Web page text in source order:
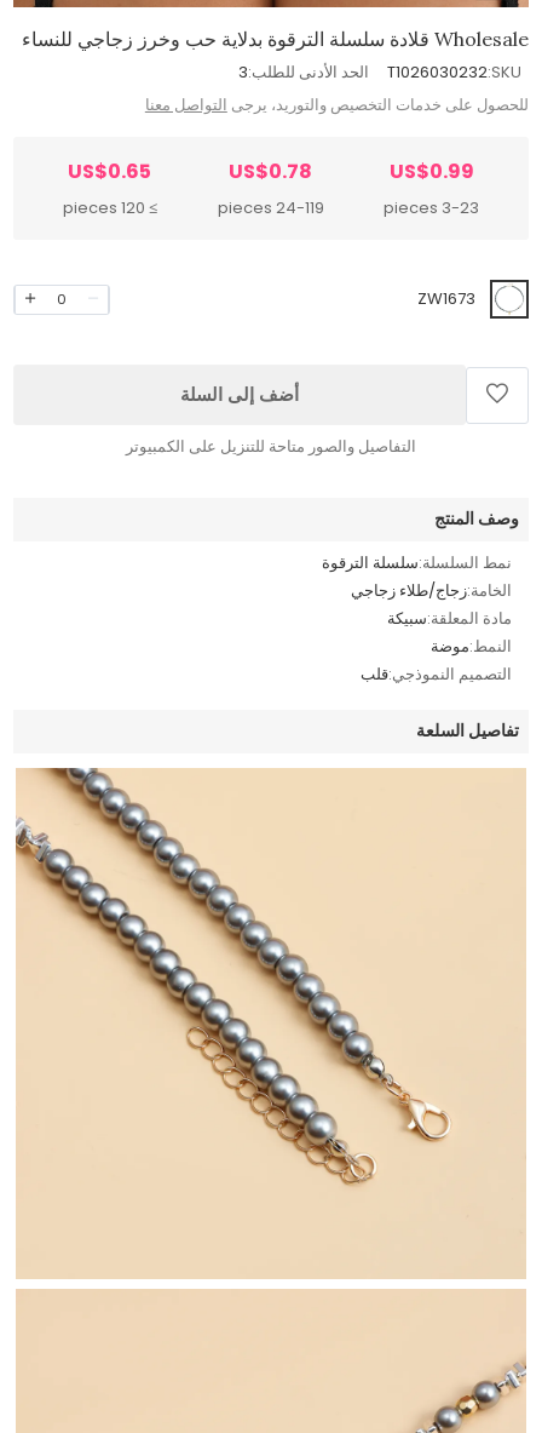
Wholesale قلادة سلسلة الترقوة بدلاية حب وخرز زجاجي للنساء
SKU:
T1026030232 الحد الأدنى للطلب:3
للحصول على خدمات التخصيص والتوريد، يرجى التواصل معنا
US$0.99
3-23 pieces
US$0.78
24-119 pieces
US$0.65
≥ 120 pieces
ZW1673
0
أضف إلى السلة
التفاصيل والصور متاحة للتنزيل على الكمبيوتر
وصف المنتج
نمط السلسلة:سلسلة الترقوة
الخامة:زجاج/طلاء زجاجي
مادة المعلقة:سبيكة
النمط:موضة
التصميم النموذجي:قلب
تفاصيل السلعة